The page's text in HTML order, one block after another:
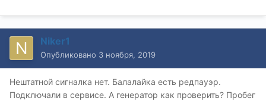
Niker1
Опубликовано 3 ноября, 2019
Нештатной сигналка нет. Балалайка есть редпауэр.
Подключали в сервисе. А генератор как проверить? Пробег